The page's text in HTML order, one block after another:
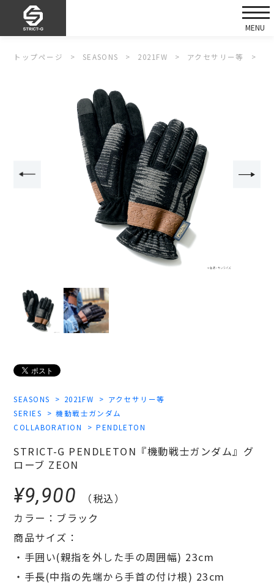
トップページ SEASONS 2021FW アクセサリー等
SEASONS 2021FW
アクセサリー等
SERIES
機動戦士ガンダム
COLLABORATION
PENDLETON
STRICT-G PENDLETON『機動戦士ガンダム』グ
ローブ ZEON
¥9,900
（税込）
カラー：ブラック
商品サイズ：
・手囲い(親指を外した手の周囲幅) 23cm
・手長(中指の先端から手首の付け根) 23cm